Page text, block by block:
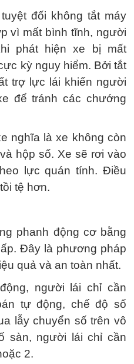
đối không tắt máy
vì mất bình tĩnh, người
phát hiện xe bị mất
kỳ nguy hiểm. Bởi tắt
trợ lực lái khiến người
để tránh các chướng
nghĩa là xe không còn
hộp số. Xe sẽ rơi vào
lực quán tính. Điều
tệ hơn.
phanh động cơ bằng
Đây là phương pháp
quả và an toàn nhất.
người lái chỉ cần
tự động, chế độ số
lẫy chuyển số trên vô
sàn, người lái chỉ cần
2.